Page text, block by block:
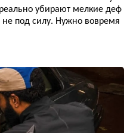
убирают мелкие деф
под силу. Нужно вовремя